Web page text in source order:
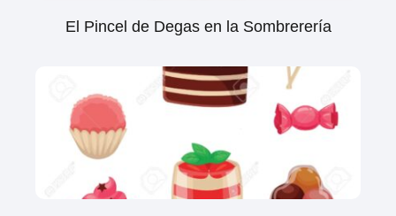
El Pincel de Degas en la Sombrerería